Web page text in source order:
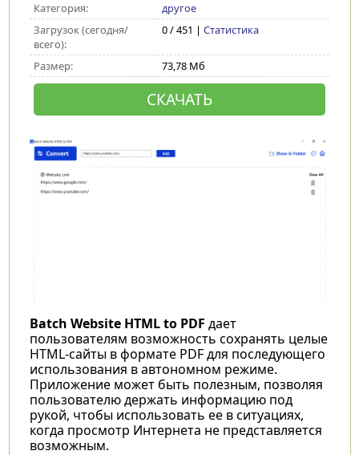
Категория:
другое
Загрузок (сегодня/
всего):
0 / 451 | Статистика
Размер: 73,78 Мб
СКАЧАТЬ
Batch Website HTML to PDF дает
пользователям возможность сохранять целые
HTML-сайты в формате PDF для последующего
использования в автономном режиме.
Приложение может быть полезным, позволяя
пользователю держать информацию под
рукой, чтобы использовать ее в ситуациях,
когда просмотр Интернета не представляется
возможным.